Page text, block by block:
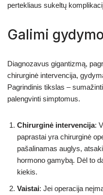
pertekliaus sukeltų
Galimi
Diagnozavus gigantizmą,
chirurginė intervencija,
Pagrindinis tikslas –
palengvinti simptomus.
Chirurginė intervencija:
paprastai yra chirurginė
pašalinamas auglys,
hormono gamybą. Dėl to
kiekis.
Vaistai: Jei operacija